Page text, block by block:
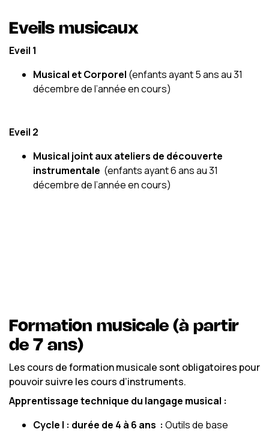
Cursus théâtre
Modalités d’inscription
Eveils musicaux
Eveil 1
Musical et Corporel (enfants ayant 5 ans au 31
décembre de l’année en cours)
Eveil 2
Musical joint aux ateliers de découverte
instrumentale (enfants ayant 6 ans au 31
décembre de l’année en cours)
Formation musicale (à partir
de 7 ans)
Les cours de formation musicale sont obligatoires pour
pouvoir suivre les cours d’instruments.​
Apprentissage technique du langage musical :
Cycle I : durée de 4 à 6 ans : Outils de base